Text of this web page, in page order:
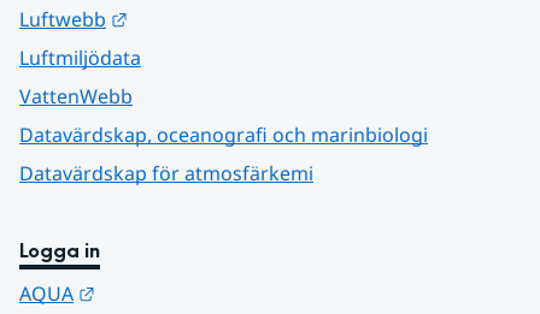
Luftwebb
Luftmiljödata
VattenWebb
Datavärdskap, oceanografi och marinbiologi
Datavärdskap för atmosfärkemi
Logga in
AQUA